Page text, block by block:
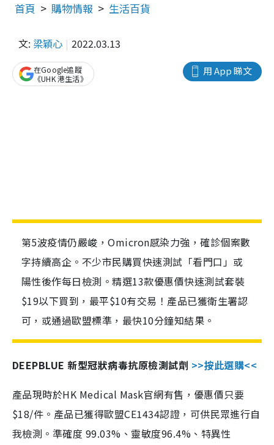
首頁 購物情報 生活百貨
文: 梁穎心 2022.03.13
用 App 睇文
在Google追蹤
《UHK 港生活》
第5波疫情仍嚴峻，Omicron感染力強，確診個案數
字持續高企。不少市民購買快速測試「看門口」或
陽性後作每日檢測。精選13款優惠價快速測試套裝
$19以下買到，最平$10有交易！產品已獲衛生署認
可，或通過歐盟標準，最快10分鐘知結果。
DEEPBLUE 新型冠狀病毒抗原檢測試劑 >>按此選購<<
產品現時於HK Medical Mask官網有售，優惠價只要
$18/件。產品已獲得歐盟CE1434認證，可供民眾進行自
我檢測。準確度 99.03%、靈敏度96.4%、特異性